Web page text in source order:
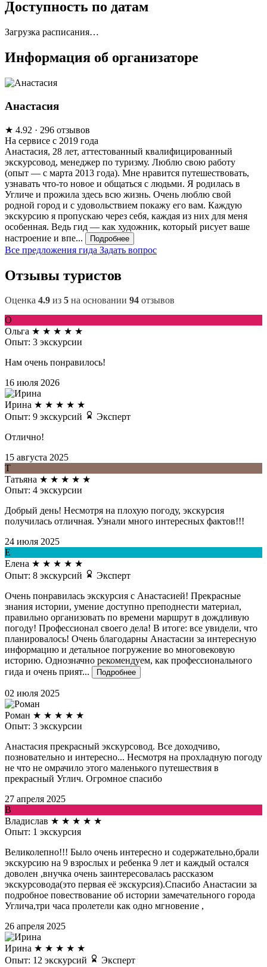
Доступность по датам
Загрузка расписания…
Информация об организаторе
Анастасия
★ 4.92 · 296 отзывов
На сервисе с 2019 года
Анастасия, 28 лет, аттестованный квалифицированный
экскурсовод, менеджер по туризму. Люблю свою работу
(опыт — с марта 2013 года). Мне нравится путешествовать,
узнавать что-то новое и общаться с людьми. Я родилась в
Угличе и прожила здесь всю жизнь. Очень люблю свой
родной город и с удовольствием покажу его вам. Каждую
экскурсию я пропускаю через себя, каждая из них для меня
особенная. Ведь гид — как художник, который рисует ваше
настроение и впе...
Подробнее
Все предложения гида Задать вопрос
Отзывы туристов
Оценка 4.9 из 5 на основании 94 отзывов
О
Ольга ★ ★ ★ ★ ★
Опыт: 3 экскурсии
Нам очень понравилось!
16 июля 2026
Ирина ★ ★ ★ ★ ★
Опыт: 9 экскурсий
Эксперт
Отлично!
15 августа 2025
Т
Татьяна ★ ★ ★ ★ ★
Опыт: 4 экскурсии
Добрый день! Несмотря на плохую погоду, экскурсия
получилась отличная. Узнали много интересных фактов!!!
24 июля 2025
Е
Елена ★ ★ ★ ★ ★
Опыт: 8 экскурсий
Эксперт
Очень понравилась экскурсия с Анастасией! Прекрасные
знания истории, умение доступно преподнести материал,
правильно организовать по времени маршрут в дождливую
погоду! Профессионал своего дела! В итоге: все увидели, что
планировалось! Очень благодарны Анастасии за интересную
информацию и детальное погружение во многовековую
историю. Однозначно рекомендуем, как профессионального
гида и очень прият...
Подробнее
02 июля 2025
Роман ★ ★ ★ ★ ★
Опыт: 3 экскурсии
Анастасия прекрасный экскурсовод. Все доходчиво,
позновательно и интересно... Несмотря на прохладную погоду
не что не омрачило этого маленького путешествия в
прекрасный Углич. Огромное спасибо
27 апреля 2025
В
Владислав ★ ★ ★ ★ ★
Опыт: 1 экскурсия
Великолепно!!! Было очень интересно и содержательно,брали
экскурсию на 9 взрослых и ребенка 9 лет и каждый остался
доволен ,внучка очень заинтересовалась рассказом
экскурсовода(это первая её экскурсия).Спасибо Анастасии за
подробное повествование об истории замечательного города
Углича,три часа пролетели как одно мгновение ,
26 апреля 2025
Ирина ★ ★ ★ ★ ★
Опыт: 12 экскурсий
Эксперт